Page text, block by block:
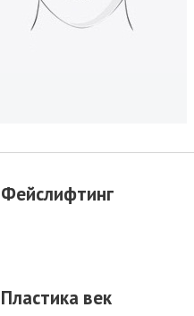
Фейслифтинг
Пластика век